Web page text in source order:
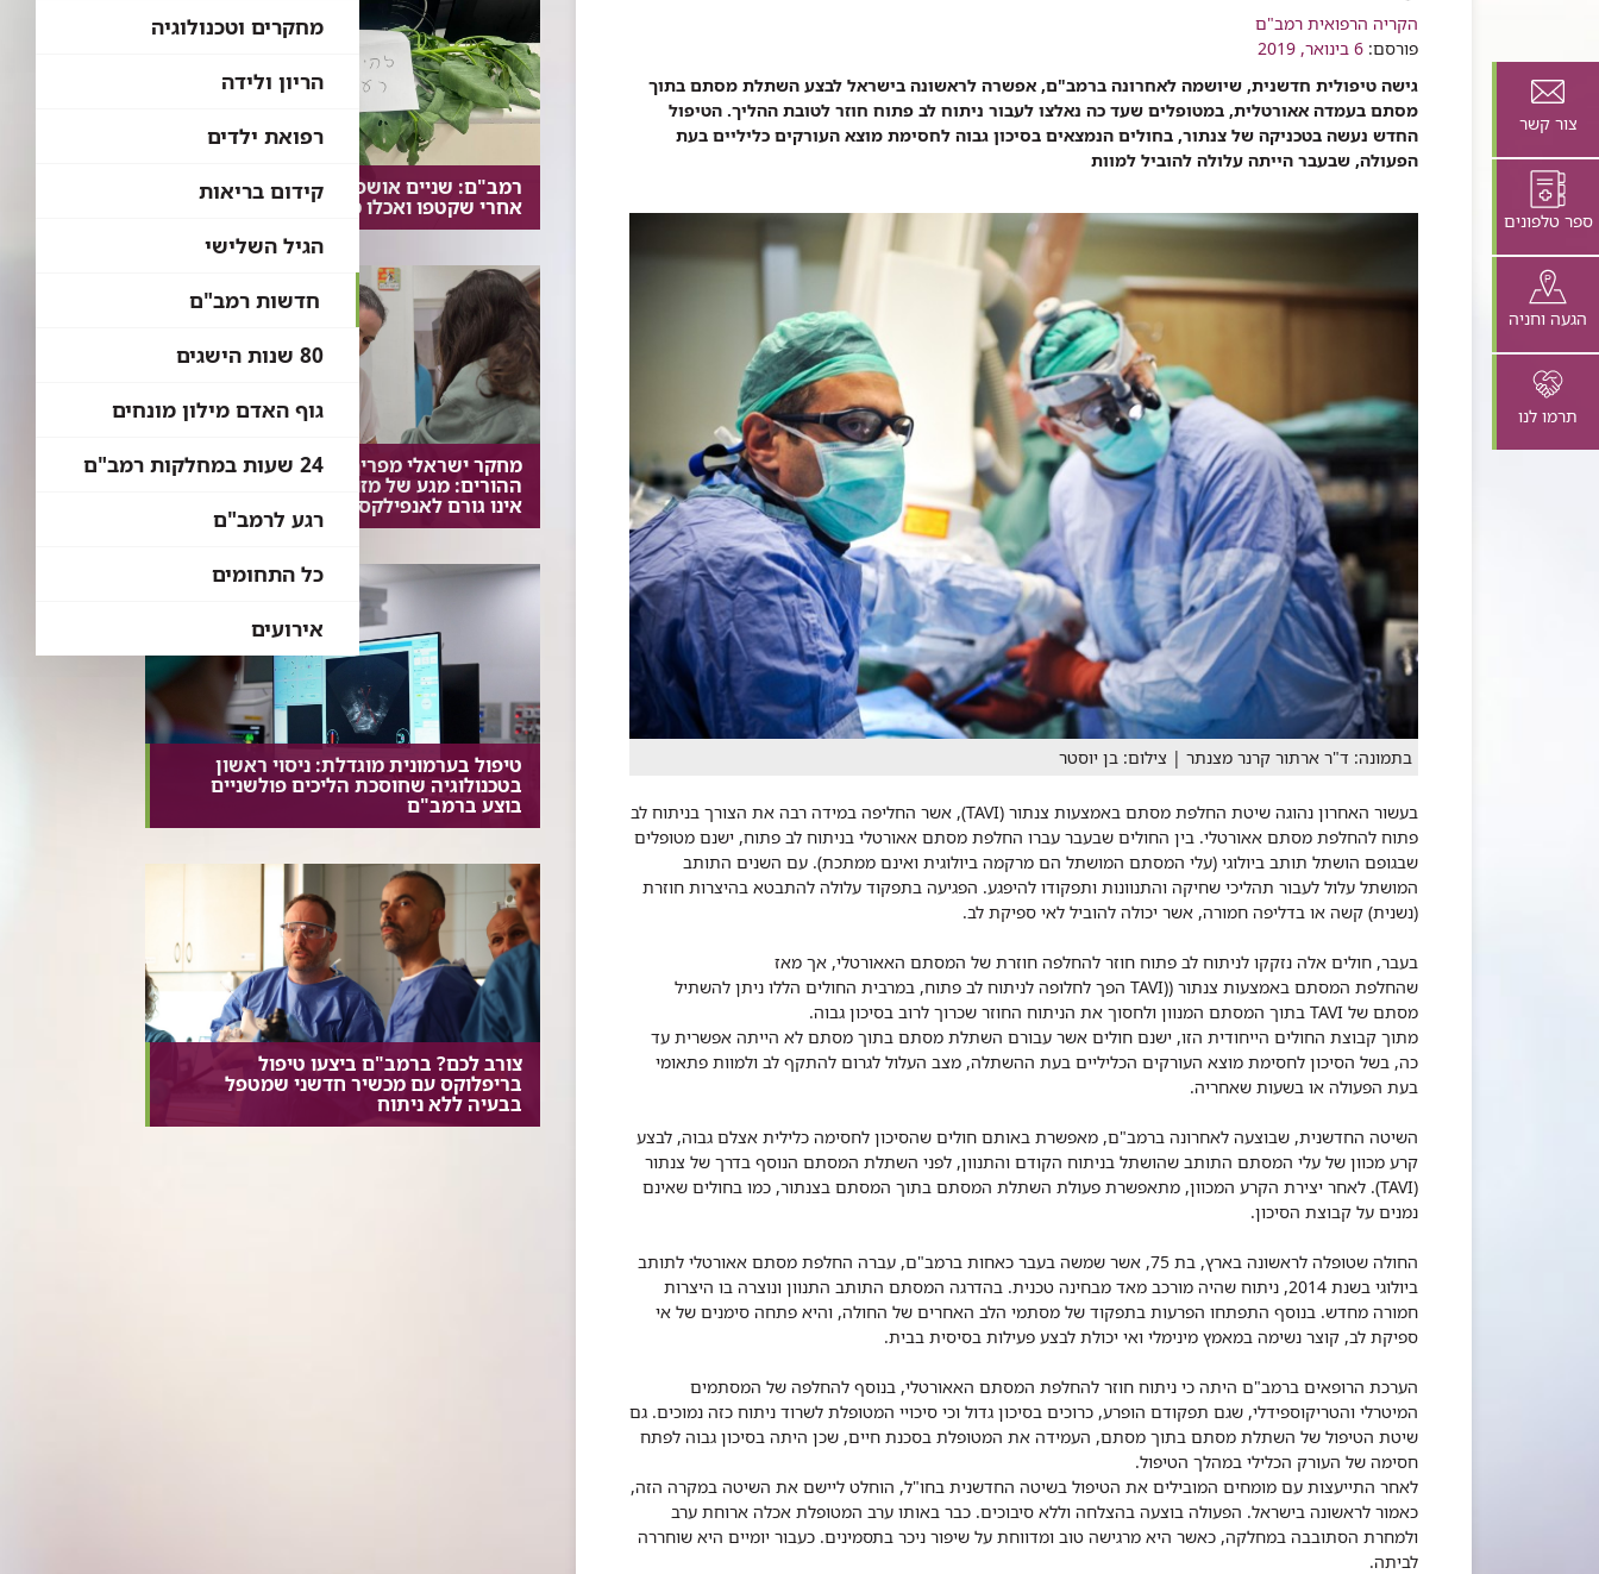
צור קשר
ספר טלפונים
הגעה וחניה
תרמו לנו
מחקרים וטכנולוגיה
הריון ולידה
רפואת ילדים
קידום בריאות
הגיל השלישי
חדשות רמב"ם
80 שנות הישגים
גוף האדם מילון מונחים
24 שעות במחלקות רמב"ם
רגע לרמב"ם
כל התחומים
אירועים
רכיב
שיתוף
הקריה הרפואית רמב"ם
פורסם: 6 בינואר, 2019
גישה טיפולית חדשנית, שיושמה לאחרונה ברמב"ם, אפשרה לראשונה בישראל לבצע השתלת מסתם בתוך
מסתם בעמדה אאורטלית, במטופלים שעד כה נאלצו לעבור ניתוח לב פתוח חוזר לטובת ההליך. הטיפול
החדש נעשה בטכניקה של צנתור, בחולים הנמצאים בסיכון גבוה לחסימת מוצא העורקים כליליים בעת
הפעולה, שבעבר הייתה עלולה להוביל למוות
בתמונה: ד"ר ארתור קרנר מצנתר | צילום: בן יוסטר
בעשור האחרון נהוגה שיטת החלפת מסתם באמצעות צנתור (TAVI), אשר החליפה במידה רבה את הצורך בניתוח לב
פתוח להחלפת מסתם אאורטלי. בין החולים שבעבר עברו החלפת מסתם אאורטלי בניתוח לב פתוח, ישנם מטופלים
שבגופם הושתל תותב ביולוגי (עלי המסתם המושתל הם מרקמה ביולוגית ואינם ממתכת). עם השנים התותב
המושתל עלול לעבור תהליכי שחיקה והתנוונות ותפקודו להיפגע. הפגיעה בתפקוד עלולה להתבטא בהיצרות חוזרת
(נשנית) קשה או בדליפה חמורה, אשר יכולה להוביל לאי ספיקת לב.
בעבר, חולים אלה נזקקו לניתוח לב פתוח חוזר להחלפה חוזרת של המסתם האאורטלי, אך מאז
שהחלפת המסתם באמצעות צנתור ((TAVI
הפך לחלופה לניתוח לב פתוח, במרבית החולים הללו ניתן להשתיל
מסתם של TAVI בתוך המסתם המנוון ולחסוך את הניתוח החוזר שכרוך לרוב בסיכון גבוה.
מתוך קבוצת החולים הייחודית הזו, ישנם חולים אשר עבורם השתלת מסתם בתוך מסתם לא הייתה אפשרית עד
כה, בשל הסיכון לחסימת מוצא העורקים הכליליים בעת ההשתלה, מצב העלול לגרום להתקף לב ולמוות פתאומי
בעת הפעולה או בשעות שאחריה.
השיטה החדשנית, שבוצעה לאחרונה ברמב"ם, מאפשרת באותם חולים שהסיכון לחסימה כלילית אצלם גבוה, לבצע
קרע מכוון של עלי המסתם התותב שהושתל בניתוח הקודם והתנוון, לפני השתלת המסתם הנוסף בדרך של צנתור
(
TAVI). לאחר יצירת הקרע המכוון, מתאפשרת פעולת השתלת המסתם בתוך המסתם בצנתור, כמו בחולים שאינם
נמנים על קבוצת הסיכון.
החולה שטופלה לראשונה בארץ, בת 75, אשר שמשה בעבר כאחות ברמב"ם, עברה החלפת מסתם אאורטלי לתותב
ביולוגי בשנת 2014, ניתוח שהיה מורכב מאד מבחינה טכנית. בהדרגה המסתם התותב התנוון ונוצרה בו היצרות
חמורה מחדש. בנוסף התפתחו הפרעות בתפקוד של מסתמי הלב האחרים של החולה, והיא פתחה סימנים של אי
ספיקת לב, קוצר נשימה במאמץ מינימלי ואי יכולת לבצע פעילות בסיסית בבית.
הערכת הרופאים ברמב"ם היתה כי ניתוח חוזר להחלפת המסתם האאורטלי, בנוסף להחלפה של המסתמים
המיטרלי והטריקוספידלי, שגם תפקודם הופרע, כרוכים בסיכון גדול וכי סיכויי המטופלת לשרוד ניתוח כזה נמוכים. גם
שיטת הטיפול של השתלת מסתם בתוך מסתם, העמידה את המטופלת בסכנת חיים, שכן היתה בסיכון גבוה לפתח
חסימה של העורק הכלילי במהלך הטיפול.
לאחר התייעצות עם מומחים המובילים את הטיפול בשיטה החדשנית בחו"ל, הוחלט ליישם את השיטה במקרה הזה,
כאמור לראשונה בישראל. הפעולה בוצעה בהצלחה וללא סיבוכים. כבר באותו ערב המטופלת אכלה ארוחת ערב
ולמחרת הסתובבה במחלקה, כאשר היא מרגישה טוב ומדווחת על שיפור ניכר בתסמינים. כעבור יומיים היא שוחררה
לביתה.
רמב"ם: שניים אושפזו בטיפול נמרץ
אחרי שקטפו ואכלו מצמח בר נפוץ
מחקר ישראלי מפריך את חששות
ההורים: מגע של מזון אלרגני עם העור
אינו גורם לאנפילקסיס
טיפול בערמונית מוגדלת: ניסוי ראשון
בטכנולוגיה שחוסכת הליכים פולשניים
בוצע ברמב"ם
צורב לכם? ברמב"ם ביצעו טיפול
בריפלוקס עם מכשיר חדשני שמטפל
בבעיה ללא ניתוח